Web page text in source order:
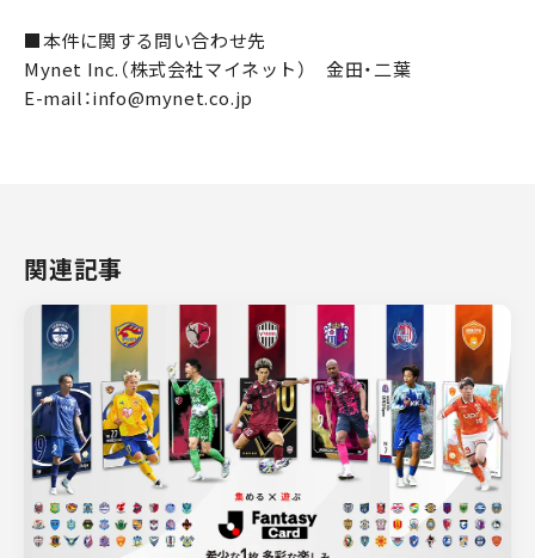
■本件に関する問い合わせ先
Mynet Inc.（株式会社マイネット） 金田・二葉
E-mail：info@mynet.co.jp
関連記事